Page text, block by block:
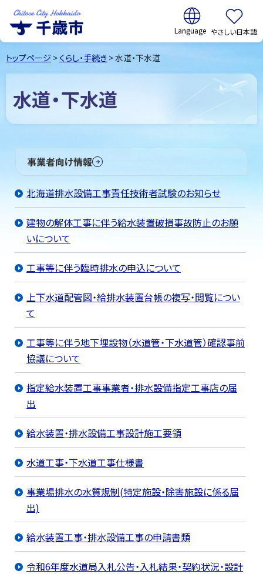
千歳市Chitose
City Hokkaido
翻訳:
やさしい日本語
トップページ > くらし・手続き > 水道・下水道
水道・下水道
事業者向け情報
北海道排水設備工事責任技術者試験のお知らせ
建物の解体工事に伴う給水装置破損事故防止のお願
いについて
工事等に伴う臨時排水の申込について
上下水道配管図・給排水装置台帳の複写・閲覧につい
て
工事等に伴う地下埋設物（水道管・下水道管）確認事前
協議について
指定給水装置工事事業者・排水設備指定工事店の届
出
給水装置・排水設備工事設計施工要領
水道工事・下水道工事仕様書
事業場排水の水質規制(特定施設・除害施設に係る届
出)
給水装置工事・排水設備工事の申請書類
令和6年度水道局入札公告・入札結果・契約状況・設計